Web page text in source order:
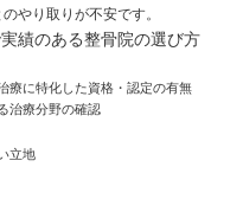
やり取りが不安です。
績のある整骨院の選び方
療に特化した資格・認定の有無
治療分野の確認
立地